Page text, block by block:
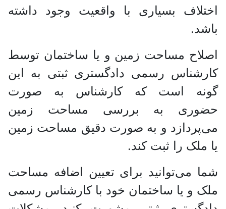
اختلاف بسیاری با واقعیت وجود داشته
باشد.
اصلاح مساحت زمین و یا ساختمان توسط
کارشناس رسمی دادگستری ثبتی به این
گونه است که کارشناس به صورت
حضوری به بررسی مساحت زمین
می‌پردازد و به صورت دقیق مساحت زمین
یا ملک را ثبت کند.
شما می‌توانید برای تعیین اضافه مساحت
ملک و یا ساختمان خود با کارشناس رسمی